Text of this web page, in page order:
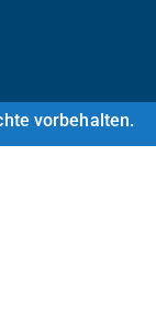
vorbehalten.